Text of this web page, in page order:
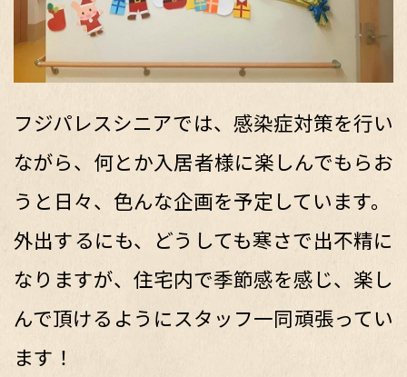
フジパレスシニアでは、感染症対策を行い
ながら、何とか入居者様に楽しんでもらお
うと日々、色んな企画を予定しています。
外出するにも、どうしても寒さで出不精に
なりますが、住宅内で季節感を感じ、楽し
んで頂けるようにスタッフ一同頑張ってい
ます！